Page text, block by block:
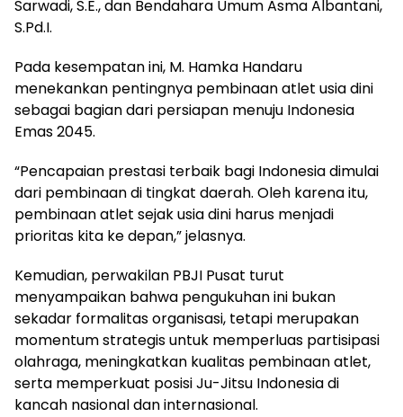
Sarwadi, S.E., dan Bendahara Umum Asma Albantani,
S.Pd.I.
Pada kesempatan ini, M. Hamka Handaru
menekankan pentingnya pembinaan atlet usia dini
sebagai bagian dari persiapan menuju Indonesia
Emas 2045.
“Pencapaian prestasi terbaik bagi Indonesia dimulai
dari pembinaan di tingkat daerah. Oleh karena itu,
pembinaan atlet sejak usia dini harus menjadi
prioritas kita ke depan,” jelasnya.
Kemudian, perwakilan PBJI Pusat turut
menyampaikan bahwa pengukuhan ini bukan
sekadar formalitas organisasi, tetapi merupakan
momentum strategis untuk memperluas partisipasi
olahraga, meningkatkan kualitas pembinaan atlet,
serta memperkuat posisi Ju-Jitsu Indonesia di
kancah nasional dan internasional.